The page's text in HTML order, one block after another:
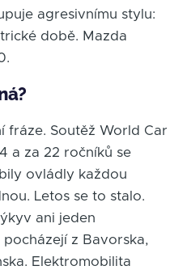
agresivnímu stylu:
době. Mazda
fráze. Soutěž World Car
a za 22 ročníků se
ovládly každou
Letos se to stalo.
ani jeden
z Bavorska,
Elektromobilita